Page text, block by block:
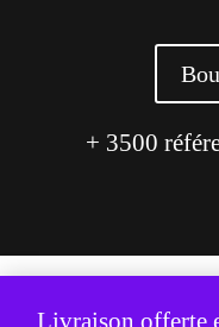
Livraison offerte
+ 3500
Ce site utilise des